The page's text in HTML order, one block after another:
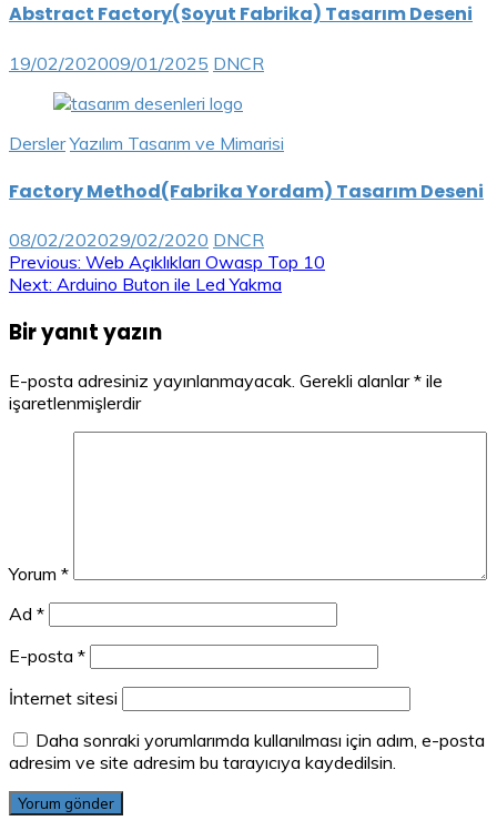
Abstract Factory(Soyut Fabrika) Tasarım Deseni
19/02/202009/01/2025 DNCR
Dersler Yazılım Tasarım ve Mimarisi
Factory Method(Fabrika Yordam) Tasarım Deseni
08/02/202029/02/2020 DNCR
Yazı
Previous: Web Açıklıkları Owasp Top 10
Next: Arduino Buton ile Led Yakma
Bir yanıt yazın
E-posta adresiniz yayınlanmayacak. Gerekli alanlar* ile
işaretlenmişlerdir
Yorum *
Ad *
E-posta *
İnternet sitesi
Daha sonraki yorumlarımda kullanılması için adım, e-posta
adresim ve site adresim bu tarayıcıya kaydedilsin.